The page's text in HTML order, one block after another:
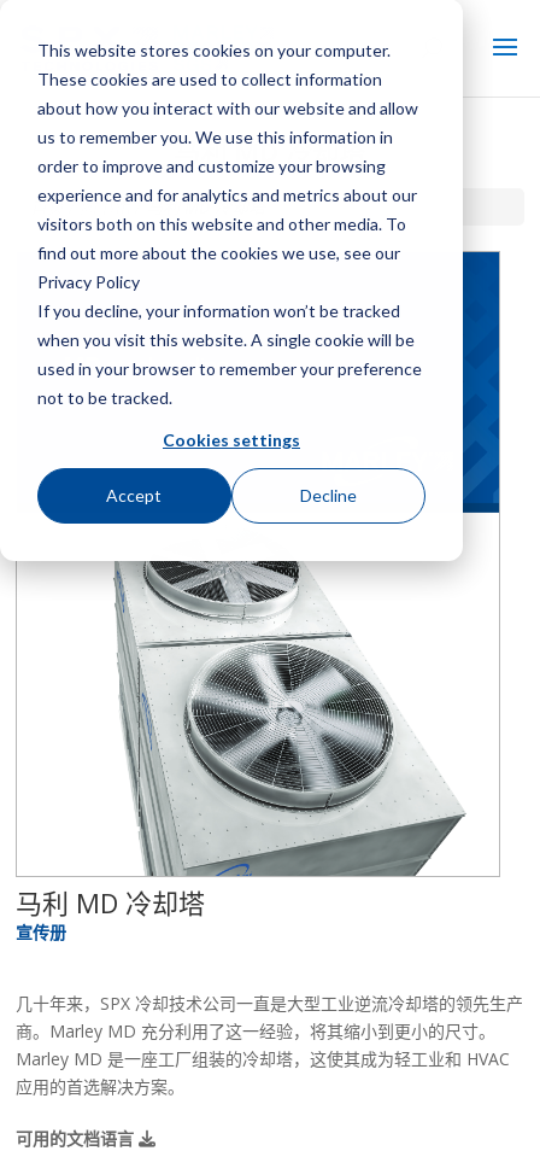
This website stores cookies on your computer.
These cookies are used to collect information
about how you interact with our website and allow
us to remember you. We use this information in
order to improve and customize your browsing
experience and for analytics and metrics about our
visitors both on this website and other media. To
find out more about the cookies we use, see our
Privacy Policy
If you decline, your information won’t be tracked
when you visit this website. A single cookie will be
used in your browser to remember your preference
not to be tracked.
Cookies settings
Accept Decline
马利 MD 冷却塔
首页 / 图书馆 /马利 MD 冷却塔
马利 MD 冷却塔
宣传册
几十年来，SPX 冷却技术公司一直是大型工业逆流冷却塔的领先生产
商。Marley MD 充分利用了这一经验，将其缩小到更小的尺寸。
Marley MD 是一座工厂组装的冷却塔，这使其成为轻工业和 HVAC
应用的首选解决方案。
可用的文档语言